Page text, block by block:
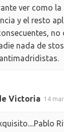
ver como
y el resto
no
nada de
Victoria 14